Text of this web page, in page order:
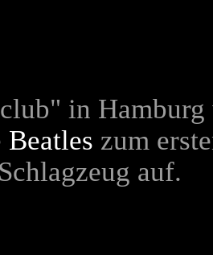
in
Beatles zum
auf.